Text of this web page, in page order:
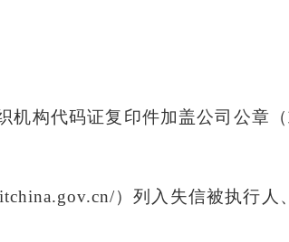
构代码证复印件加盖公司公章
）列入失信被执行人